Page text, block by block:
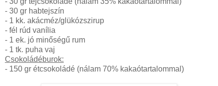
- 30 gr habtejszín
- 1 kk. akácméz/glükózszirup
- fél rúd vanília
- 1 ek. jó minőségű rum
- 1 tk. puha vaj
Csokoládéburok:
- 150 gr étcsokoládé (nálam 70% kakaótartalommal)